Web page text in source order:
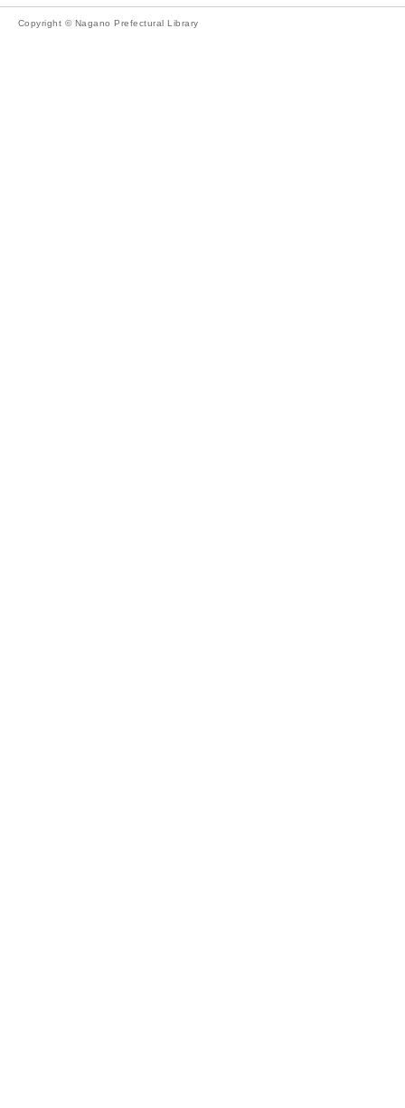
Copyright © Nagano Prefectural Library